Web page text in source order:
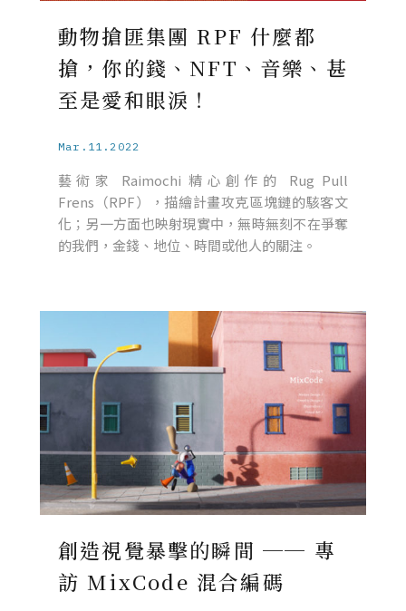
動物搶匪集團 RPF 什麼都
搶，你的錢、NFT、音樂、甚
至是愛和眼淚！
Mar.11.2022
藝術家 Raimochi 精心創作的 Rug Pull
Frens（RPF），描繪計畫攻克區塊鏈的駭客文
化；另一方面也映射現實中，無時無刻不在爭奪
的我們，金錢、地位、時間或他人的關注。
創造視覺暴擊的瞬間 ── 專
訪 MixCode 混合編碼